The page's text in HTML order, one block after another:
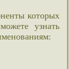
которых
узнать